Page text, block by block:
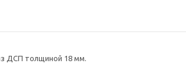
ДСП толщиной 18 мм.